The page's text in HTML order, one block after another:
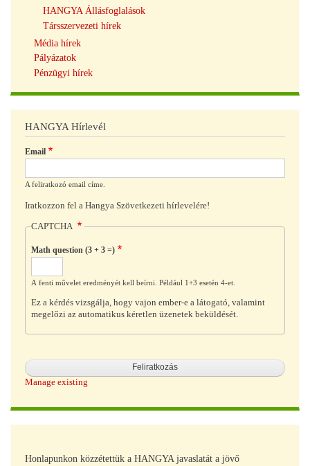
HANGYA Állásfoglalások
Társszervezeti hírek
Média hírek
Pályázatok
Pénzügyi hírek
HANGYA Hírlevél
Email
A feliratkozó email címe.
Iratkozzon fel a Hangya Szövetkezeti hírlevelére!
CAPTCHA
Math question (3 + 3 =)
A fenti művelet eredményét kell beírni. Például 1+3 esetén 4-et.
Ez a kérdés vizsgálja, hogy vajon ember-e a látogató, valamint
megelőzi az automatikus kéretlen üzenetek beküldését.
Manage existing
Honlapunkon közzétettük a HANGYA javaslatát a jövő